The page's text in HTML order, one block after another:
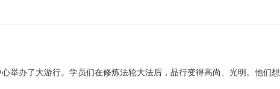
举办了大游行。学员们在修炼法轮大法后，品行变得高尚、光明。他们想